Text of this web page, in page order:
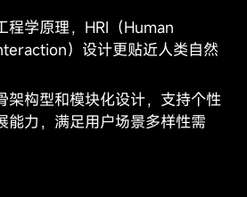
程学原理，HRI（Human
）设计更贴近人类自然
架构型和模块化设计，支持个性
能力，满足用户场景多样性需